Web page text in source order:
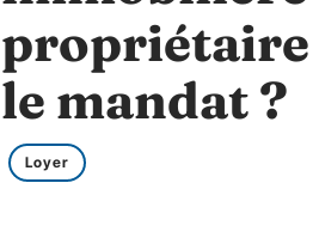
propriétaire
le mandat ?
Loyer